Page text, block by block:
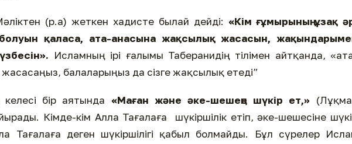
(р.а) жеткен хадисте былай дейді: «Кім ғұмырының ұзақ
қаласа, ата-анасына жақсылық жасасын,
Исламның ірі ғалымы Таберанидің тілімен айтқанда,
балаларыңыз да сізге жақсылық етеді”
бір аятында «Маған және әке-шешеңе шүкір ет,»
Кімде-кім Алла Тағалаға шүкіршілік етіп, әке-шешесіне
Тағалаға деген шүкіршілігі қабыл болмайды. Бұл сүрелер